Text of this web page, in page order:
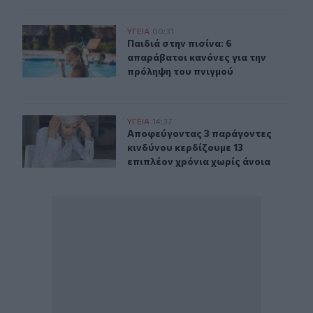
Παιδιά στην πισίνα: 6 απαράβατοι κανόνες για την
ΥΓΕΙΑ 00:31
Παιδιά στην πισίνα: 6 απαράβατοι
Παιδιά στην πισίνα: 6
απαράβατοι κανόνες για την
πρόληψη του πνιγμού
Αποφεύγοντας 3 παράγοντες κινδύνου κερδίζουμε 13
ΥΓΕΙΑ 14:37
Αποφεύγοντας 3 παράγοντες
Αποφεύγοντας 3 παράγοντες
κινδύνου κερδίζουμε 13
επιπλέον χρόνια χωρίς άνοια